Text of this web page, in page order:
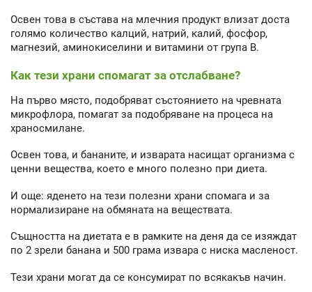
Освен това в състава на млечния продукт влизат доста
голямо количество калций, натрий, калий, фосфор,
магнезий, аминокиселини и витамини от група В.
Как тези храни спомагат за отслабване?
На първо място, подобряват състоянието на чревната
микрофлора, помагат за подобряване на процеса на
храносмилане.
Освен това, и бананите, и изварата насищат организма с
ценни вещества, което е много полезно при диета.
И още: яденето на тези полезни храни спомага и за
нормализиране на обмяната на веществата.
Същността на диетата е в рамките на деня да се изяждат
по 2 зрели банана и 500 грама извара с ниска масленост.
Тези храни могат да се консумират по всякакъв начин.